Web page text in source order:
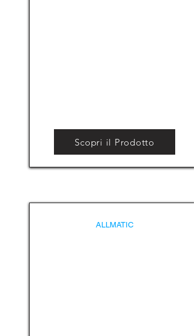
Scopri il Prodotto
ALLMATIC